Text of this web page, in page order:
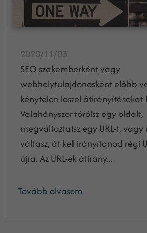
2020/11/03
SEO szakemberként vagy
webhelytulajdonosként előbb
kénytelen leszel átirányításokat
Valahányszor törölsz egy oldalt,
megváltoztatsz egy URL-t,
váltasz, át kell irányítanod régi
újra. Az URL-ek átirány...
Tovább olvasom